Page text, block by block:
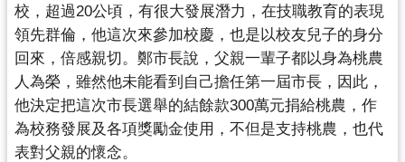
首
頁
網
站
導
覽
校， 超過20公頃，有很大發展潛力，在技職教育的表現
領先群倫， 他這次來參加校慶，也是以校友兒子的身分
回來，倍感親切。 鄭市長說，父親一輩子都以身為桃農
人為榮， 雖然他未能看到自己擔任第一屆市長，因此，
他決定把這次市長選舉的結餘款300萬元捐給桃農， 作
為校務發展及各項獎勵金使用，不但是支持桃農， 也代
表對父親的懷念。